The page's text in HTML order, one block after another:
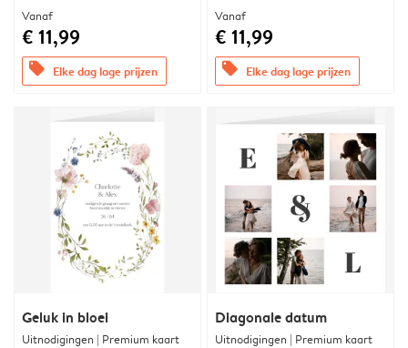
Vanaf
€ 11,99
offers Elke dag lage prijzen
Vanaf
€ 11,99
offers Elke dag lage prijzen
Geluk in bloei
Uitnodigingen | Premium kaart
Diagonale datum
Uitnodigingen | Premium kaart